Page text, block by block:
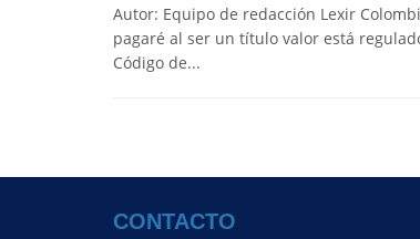
Autor: Equipo de redacción Lexir
pagaré al ser un título valor está
Código de...
CONTACTO